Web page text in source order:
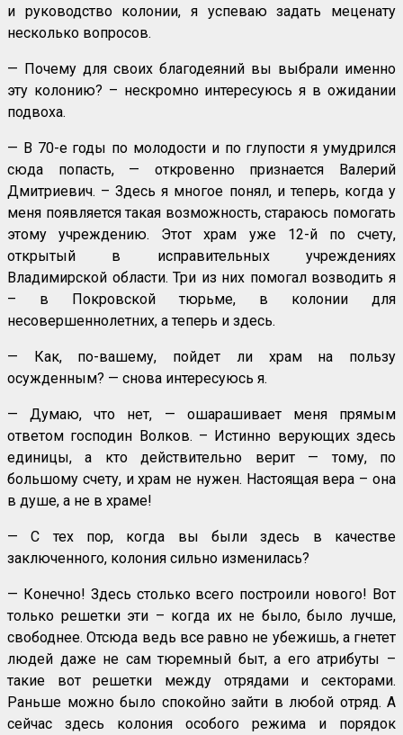
и руководство колонии, я успеваю задать меценату
несколько вопросов.
— Почему для своих благодеяний вы выбрали именно
эту колонию? – нескромно интересуюсь я в ожидании
подвоха.
— В 70-е годы по молодости и по глупости я умудрился
сюда попасть, — откровенно признается Валерий
Дмитриевич. – Здесь я многое понял, и теперь, когда у
меня появляется такая возможность, стараюсь помогать
этому учреждению. Этот храм уже 12-й по счету,
открытый в исправительных учреждениях
Владимирской области. Три из них помогал возводить я
– в Покровской тюрьме, в колонии для
несовершеннолетних, а теперь и здесь.
— Как, по-вашему, пойдет ли храм на пользу
осужденным? — снова интересуюсь я.
— Думаю, что нет, — ошарашивает меня прямым
ответом господин Волков. – Истинно верующих здесь
единицы, а кто действительно верит — тому, по
большому счету, и храм не нужен. Настоящая вера – она
в душе, а не в храме!
— С тех пор, когда вы были здесь в качестве
заключенного, колония сильно изменилась?
— Конечно! Здесь столько всего построили нового! Вот
только решетки эти – когда их не было, было лучше,
свободнее. Отсюда ведь все равно не убежишь, а гнетет
людей даже не сам тюремный быт, а его атрибуты –
такие вот решетки между отрядами и секторами.
Раньше можно было спокойно зайти в любой отряд. А
сейчас здесь колония особого режима и порядок